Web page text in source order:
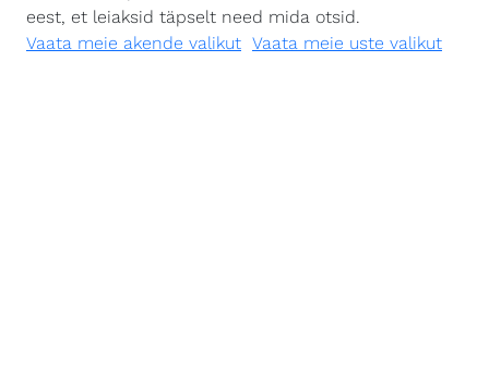
eest, et leiaksid täpselt need mida otsid.
Vaata meie akende valikut Vaata meie uste valikut